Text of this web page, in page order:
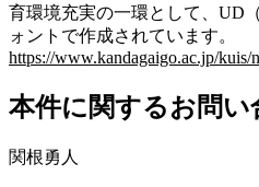
育環境充実の一環として、UD
ォントで作成されています。
https://www.kandagaigo.ac.jp/kuis/
本件に関するお問い
関根勇人